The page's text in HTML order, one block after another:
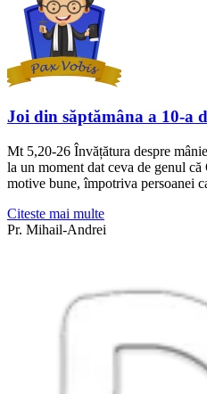
Joi din săptămâna a 10-a
Mt 5,20-26 Învățătura despre
la un moment dat ceva de genul că
motive bune, împotriva persoanei
Citeste mai multe
Pr. Mihail-Andrei